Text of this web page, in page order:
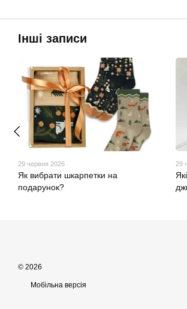
Інші записи
29 червня 2026
Як вибрати шкарпетки на
подарунок?
29
© 2026
Мобільна версія